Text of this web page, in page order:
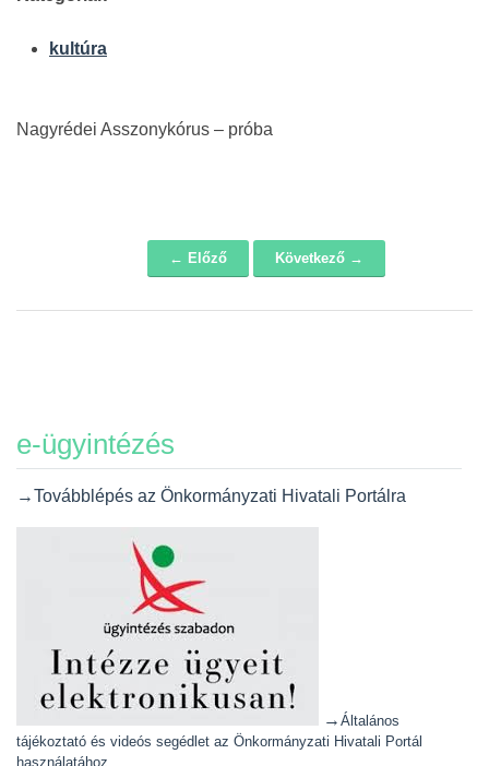
kultúra
Nagyrédei Asszonykórus – próba
← Előző Következő →
e-ügyintézés
→Továbblépés az Önkormányzati Hivatali Portálra
→ Általános
tájékoztató és videós segédlet az Önkormányzati Hivatali Portál
használatához